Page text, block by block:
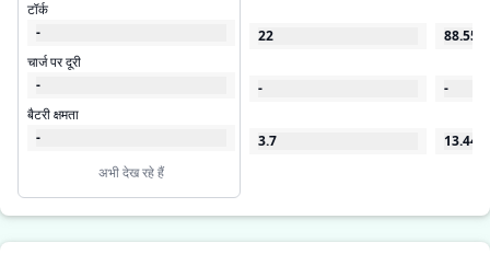
टॉर्क
-
चार्ज पर दूरी
-
बैटरी क्षमता
-
अभी देख रहे हैं
22
-
3.7
88.55
-
13.44